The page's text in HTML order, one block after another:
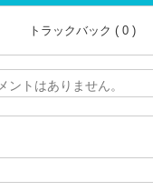
トラックバック ( 0 )
ントはありません。